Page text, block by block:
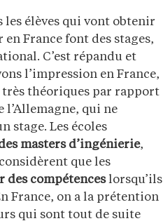
les élèves qui vont obtenir
France font des stages,
C’est répandu et
l’impression en France,
très théoriques par rapport
l’Allemagne, qui ne
stage. Les écoles
masters d’ingénierie,
que les
des compétenceslorsqu’ils
France, on a la prétention
qui sont tout de suite